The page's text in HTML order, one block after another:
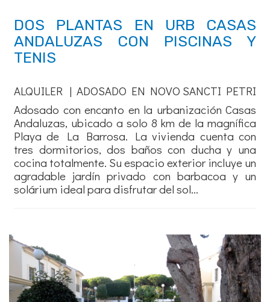
DOS PLANTAS EN URB CASAS
ANDALUZAS CON PISCINAS Y
TENIS
ALQUILER | ADOSADO EN NOVO SANCTI PETRI
Adosado con encanto en la urbanización Casas
Andaluzas, ubicado a solo 8 km de la magnífica
Playa de La Barrosa. La vivienda cuenta con
tres dormitorios, dos baños con ducha y una
cocina totalmente. Su espacio exterior incluye un
agradable jardín privado con barbacoa y un
solárium ideal para disfrutar del sol...